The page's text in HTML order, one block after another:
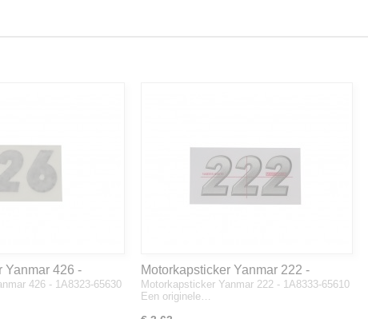
Yanmar 426 -
426 - 1A8323-65630
Motorkapsticker Yanmar 222 -
1A8333-65610
Motorkapsticker Yanmar 222 - 1A8333-65610
Een originele…